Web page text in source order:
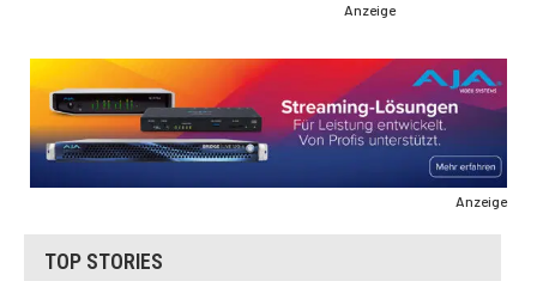
Anzeige
Anzeige
TOP STORIES